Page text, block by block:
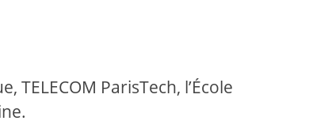
TELECOM ParisTech, l’École